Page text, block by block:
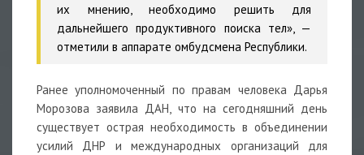
их мнению, необходимо решить для
дальнейшего продуктивного поиска тел», —
отметили в аппарате омбудсмена Республики.
Ранее уполномоченный по правам человека Дарья
Морозова заявила ДАН, что на сегодняшний день
существует острая необходимость в объединении
усилий ДНР и международных организаций для